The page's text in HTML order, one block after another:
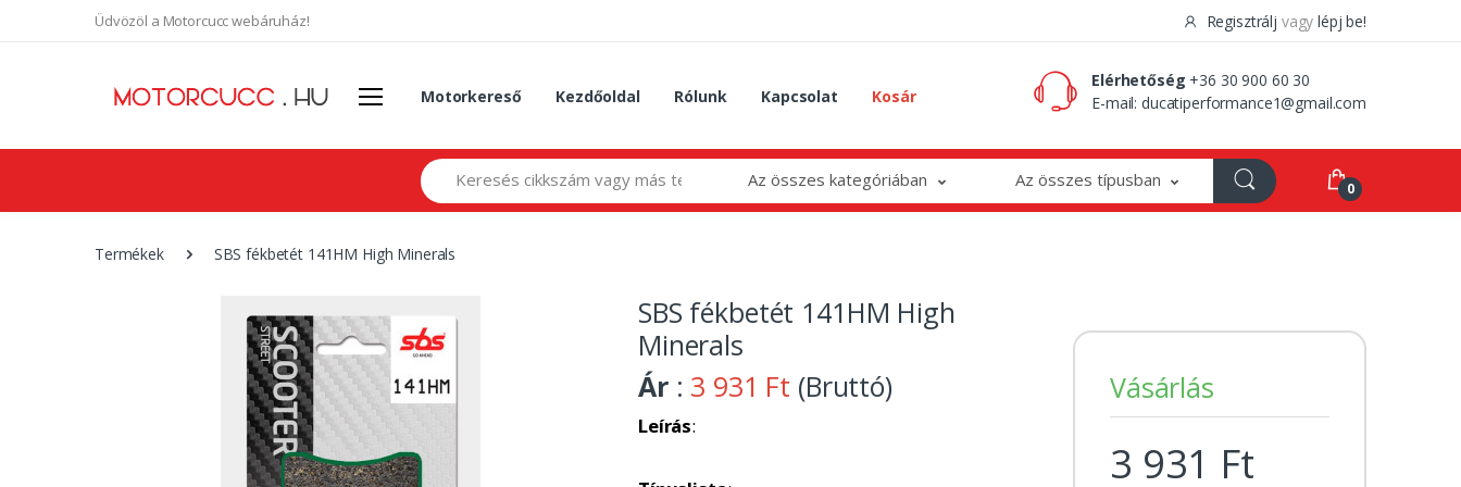
Üdvözöl a Motorcucc webáruház! Regisztrálj vagy lépj be!
Motorkereső Kezdőoldal Rólunk Kapcsolat Kosár
Elérhetőség +36 30 900 60 30
E-mail:ducatiperformance1@gmail.com
Search Az összes kategóriában Az összes típusban 0
Termékek SBS fékbetét 141HM High Minerals
SBS fékbetét 141HM High
Minerals
Ár : 3 931 Ft (Bruttó)
Leírás:
Vásárlás
3 931 Ft